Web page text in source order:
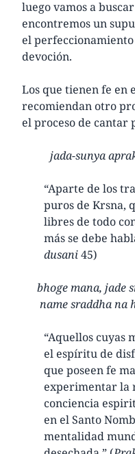
luego vamos a
encontremos un
el
devoción.
Los que tienen fe en
recomiendan otro
el proceso de cantar
jada-sunya
“Aparte de los
puros de Krsna,
libres de todo
más se debe
dusani45)
bhoge mana, jade
name sraddha na
“Aquellos cuyas
el espíritu de
que poseen fe
experimentar la
conciencia
en el Santo
mentalidad